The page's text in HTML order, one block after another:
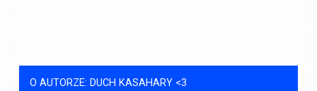
O AUTORZE: DUCH KASAHARY <3